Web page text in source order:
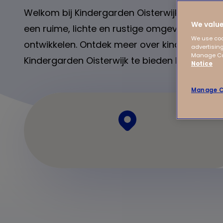
Welkom bij Kindergarden Oisterwijk! Ons
een ruime, lichte en rustige omgeving waar
ontwikkelen. Ontdek meer over
Kindergarden Oisterwijk te bieden heeft!
We
We use
Manage
Notice
Manage